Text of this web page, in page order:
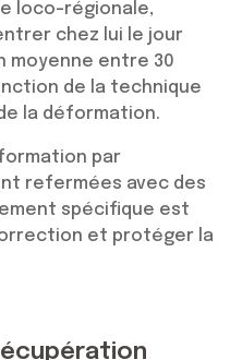
loco-régionale,
chez lui le jour
moyenne entre 30
de la technique
la déformation.
par
refermées avec des
spécifique est
et protéger la